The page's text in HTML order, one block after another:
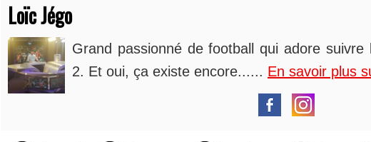
Loïc Jégo
Grand passionné de football qui adore
2. Et oui, ça existe encore...... En savoir plus